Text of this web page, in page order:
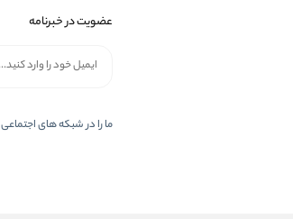
عضویت در خبرنامه
ما را در شبكه های